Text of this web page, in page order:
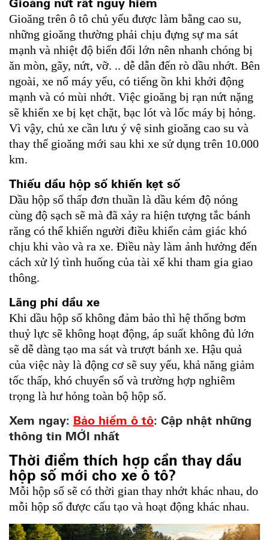
Gioăng trên ô tô chủ yếu được làm bằng cao su,
những gioăng thường phải chịu đựng sự ma sát
mạnh và nhiệt độ biến đổi lớn nên nhanh chóng bị
ăn mòn, gãy, nứt, vỡ. .. dễ dẫn đến rò dầu nhớt. Bên
ngoài, xe nổ máy yếu, có tiếng ồn khi khởi động
mạnh và có mùi nhớt. Việc gioăng bị rạn nứt nặng
sẽ khiến xe bị kẹt chặt, bạc lót và lốc máy bị hỏng.
Vì vậy, chủ xe cần lưu ý vệ sinh gioăng cao su và
thay thế gioăng mới sau khi xe sử dụng trên 10.000
km.
Thiếu dầu hộp số khiến kẹt số
Dầu hộp số thấp đơn thuần là dầu kém độ nóng
cùng độ sạch sẽ mà đã xảy ra hiện tượng tắc bánh
răng có thể khiến người điều khiển cảm giác khó
chịu khi vào và ra xe. Điều này làm ảnh hưởng đến
cách xử lý tình huống của tài xế khi tham gia giao
thông.
Lãng phí dầu xe
Khi dầu hộp số không đảm bảo thì hệ thống bơm
thuỷ lực sẽ không hoạt động, áp suất không đủ lớn
sẽ dễ dàng tạo ma sát và trượt bánh xe. Hậu quả
của việc này là động cơ sẽ suy yếu, khả năng giảm
tốc thấp, khó chuyển số và trường hợp nghiêm
trọng là hư hỏng toàn bộ hộp số.
Xem ngay: Bảo hiểm ô tô: Cập nhật những
thông tin MỚI nhất
Thời điểm thích hợp cần thay dầu
hộp số mới cho xe ô tô?
Mỗi hộp số sẽ có thời gian thay nhớt khác nhau, do
mỗi hộp số được cấu tạo và hoạt động khác nhau.